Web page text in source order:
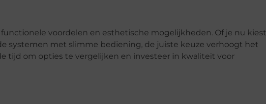
voordelen en esthetische mogelijkheden. Of je nu kiest
systemen met slimme bediening, de juiste keuze verhoogt het
tijd om opties te vergelijken en investeer in kwaliteit voor